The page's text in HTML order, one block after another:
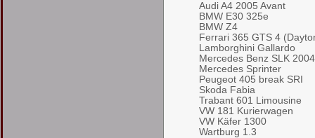
Audi A4 2005 Avant
BMW E30 325e
BMW Z4
Ferrari 365 GTS 4
Lamborghini Gallardo
Mercedes Benz SLK
Mercedes Sprinter
Peugeot 405 break SRI
Skoda Fabia
Trabant 601 Limousine
VW 181 Kurierwagen
VW Käfer 1300
Wartburg 1.3